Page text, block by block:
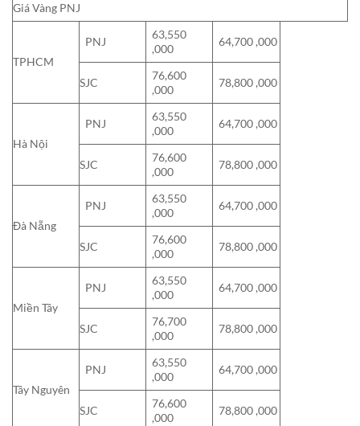
Giá Vàng PNJ
TPHCM
PNJ
63,550
,000
64,700 ,000
SJC
76,600
,000
78,800 ,000
Hà Nội
PNJ
63,550
,000
64,700 ,000
SJC
76,600
,000
78,800 ,000
Đà Nẵng
PNJ
63,550
,000
64,700 ,000
SJC
76,600
,000
78,800 ,000
Miền Tây
PNJ
63,550
,000
64,700 ,000
SJC
76,700
,000
78,800 ,000
Tây Nguyên
PNJ
63,550
,000
64,700 ,000
SJC
76,600
,000
78,800 ,000